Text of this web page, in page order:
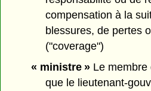
compensation à la
blessures, de pertes
("coverage")
« ministre »Le membre
que le lieutenant-